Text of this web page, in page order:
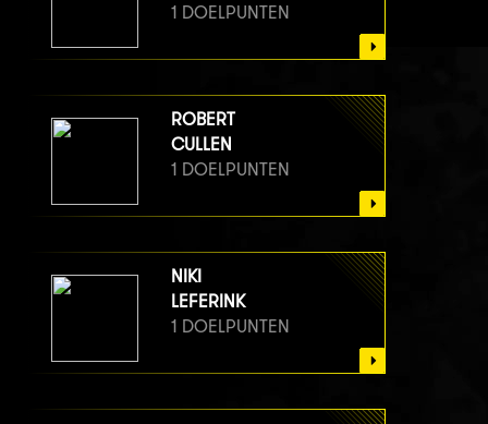
1 DOELPUNTEN
ROBERT
CULLEN
1 DOELPUNTEN
NIKI
LEFERINK
1 DOELPUNTEN